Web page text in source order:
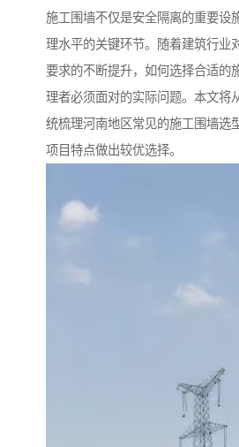
施工围墙不仅是安全隔离的重要设
理水平的关键环节。随着建筑行业
要求的不断提升，如何选择合适的
理者必须面对的实际问题。本文将
统梳理河南地区常见的施工围墙选
项目特点做出较优选择。